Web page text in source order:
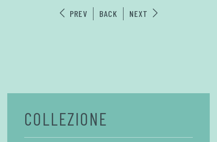
PREV BACK NEXT
COLLEZIONE